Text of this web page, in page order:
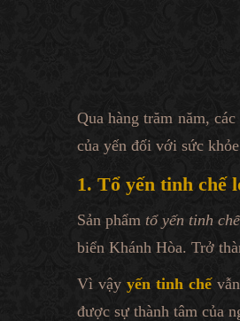
Qua hàng trăm năm,
của yến đối với sức
1. Tổ yến tinh chế
Sản phẩm tổ yến tinh
biển Khánh Hòa. Trở
Vì vậy yến tinh chếvẫn
được sự thành tâm của